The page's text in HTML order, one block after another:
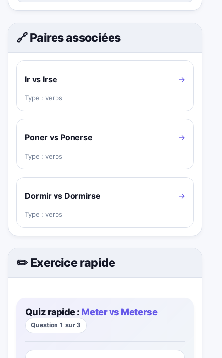
🔗 Paires associées
Ir vs Irse →
Type : verbs
Poner vs Ponerse →
Type : verbs
Dormir vs Dormirse →
Type : verbs
✏️ Exercice rapide
Quiz rapide : Meter vs Meterse
Question 1 sur 3